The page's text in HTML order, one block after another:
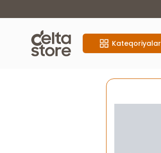
Kateqoriyalar